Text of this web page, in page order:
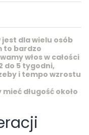
jest dla wielu osób
to bardzo
włos w całości
do 5 tygodni,
i tempo wzrostu
długość około